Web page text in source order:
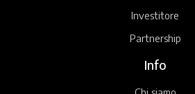
Investitore
Partnership
Info